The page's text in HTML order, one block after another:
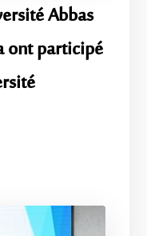
Abbas
ont participé